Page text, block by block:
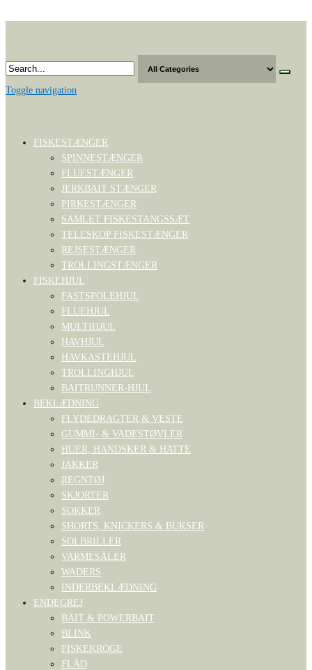
content
Toggle navigation
FISKESTÆNGER
SPINNESTÆNGER
FLUESTÆNGER
JERKBAIT STÆNGER
PIRKESTÆNGER
SAMLET FISKESTANGSSÆT
TELESKOP FISKESTÆNGER
REJSESTÆNGER
TROLLINGSTÆNGER
FISKEHJUL
FASTSPOLEHJUL
FLUEHJUL
MULTIHJUL
HAVHJUL
HAVKASTEHJUL
TROLLINGHJUL
BAITRUNNER-HJUL
BEKLÆDNING
FLYDEDRAGTER & VESTE
GUMMI- & VADESTØVLER
HUER, HANDSKER & HATTE
JAKKER
REGNTØJ
SKJORTER
SOKKER
SHORTS, KNICKERS & BUKSER
SOLBRILLER
VARMESÅLER
WADERS
INDERBEKLÆDNING
ENDEGREJ
BAIT & POWERBAIT
BLINK
FISKEKROGE
FLÅD